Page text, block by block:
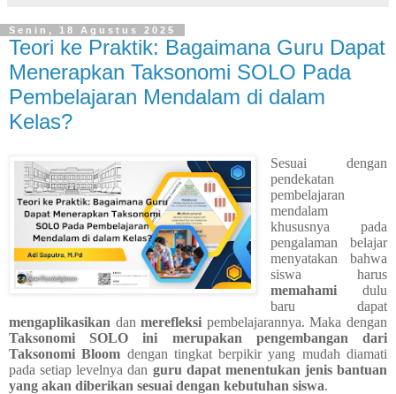
Senin, 18 Agustus 2025
Teori ke Praktik: Bagaimana Guru Dapat
Menerapkan Taksonomi SOLO Pada
Pembelajaran Mendalam di dalam
Kelas?
Sesuai dengan
pendekatan
pembelajaran
mendalam
khususnya pada
pengalaman belajar
menyatakan bahwa
siswa harus
memahami dulu
baru dapat
mengaplikasikan danmerefleksi pembelajarannya. Maka dengan
Taksonomi SOLO ini merupakan pengembangan dari
Taksonomi Bloom dengan tingkat berpikir yang mudah diamati
pada setiap levelnya dan guru dapat menentukan jenis bantuan
yang akan diberikan sesuai dengan kebutuhan siswa.